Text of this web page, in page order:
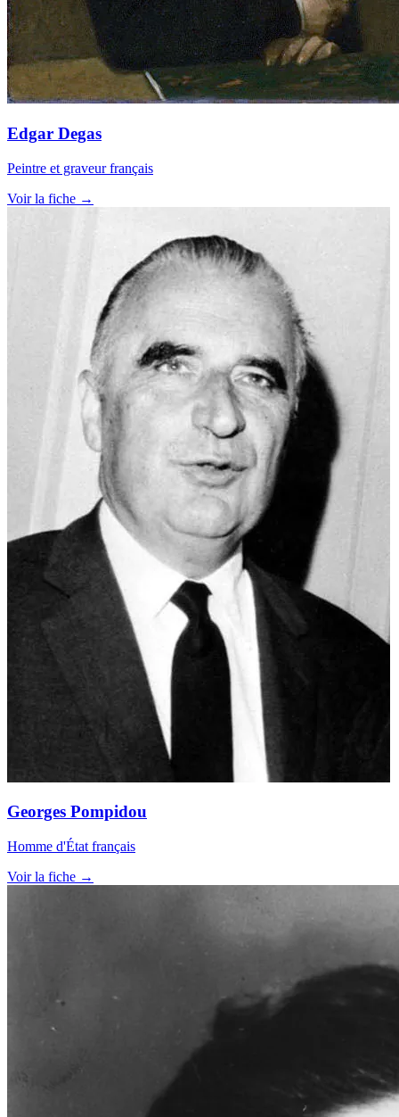
Edgar Degas
Peintre et graveur français
Voir la fiche →
Georges Pompidou
Homme d'État français
Voir la fiche →